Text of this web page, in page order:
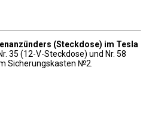
(Steckdose) im Tesla
35 (12-V-Steckdose) und Nr. 58
Sicherungskasten №2.